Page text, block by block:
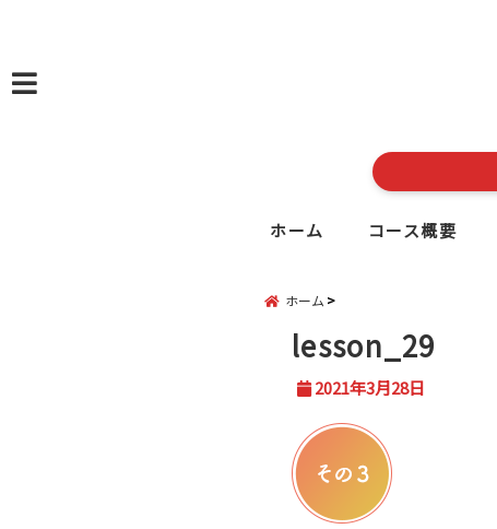
ホーム コース概要
ホーム
lesson_29
2021年3月28日